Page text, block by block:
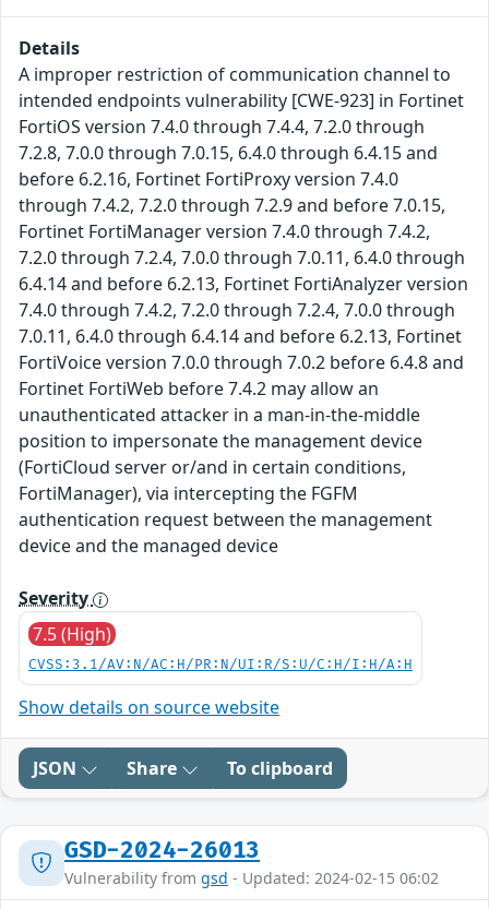
Details
A improper restriction of communication channel to
intended endpoints vulnerability [CWE-923] in Fortinet
FortiOS version 7.4.0 through 7.4.4, 7.2.0 through
7.2.8, 7.0.0 through 7.0.15, 6.4.0 through 6.4.15 and
before 6.2.16, Fortinet FortiProxy version 7.4.0
through 7.4.2, 7.2.0 through 7.2.9 and before 7.0.15,
Fortinet FortiManager version 7.4.0 through 7.4.2,
7.2.0 through 7.2.4, 7.0.0 through 7.0.11, 6.4.0 through
6.4.14 and before 6.2.13, Fortinet FortiAnalyzer version
7.4.0 through 7.4.2, 7.2.0 through 7.2.4, 7.0.0 through
7.0.11, 6.4.0 through 6.4.14 and before 6.2.13, Fortinet
FortiVoice version 7.0.0 through 7.0.2 before 6.4.8 and
Fortinet FortiWeb before 7.4.2 may allow an
unauthenticated attacker in a man-in-the-middle
position to impersonate the management device
(FortiCloud server or/and in certain conditions,
FortiManager), via intercepting the FGFM
authentication request between the management
device and the managed device
Severity
7.5 (High)
CVSS:3.1/AV:N/AC:H/PR:N/UI:R/S:U/C:H/I:H/A:H
Show details on source website
JSON Share To clipboard
GSD-2024-26013
Vulnerability from gsd - Updated: 2024-02-15 06:02